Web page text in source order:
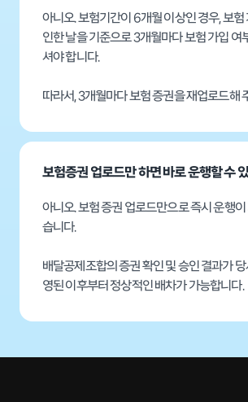
아니오. 보험기간이 6개월 이상인 경우, 보험
인한 날을 기준으로 3개월마다 보험 가입 여
셔야 합니다.
따라서, 3개월마다 보험 증권을 재업로드해
보험증권 업로드만 하면 바로 운행할 수
아니오. 보험 증권 업로드만으로 즉시 운행
습니다.
배달공제조합의 증권 확인 및 승인 결과가
영된 이후부터 정상적인 배차가 가능합니다.